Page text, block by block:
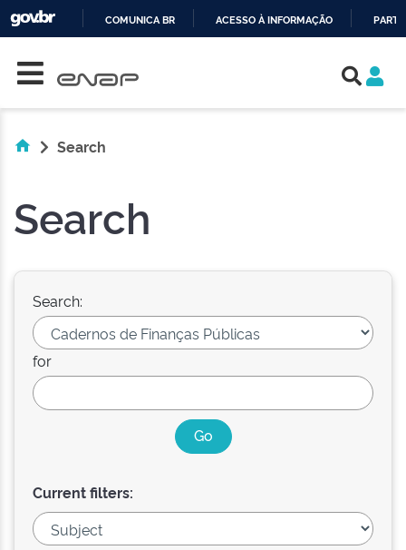
COMUNICA BR ACESSO À INFORMAÇÃO
Search
Search
Search:
for
Current filters: